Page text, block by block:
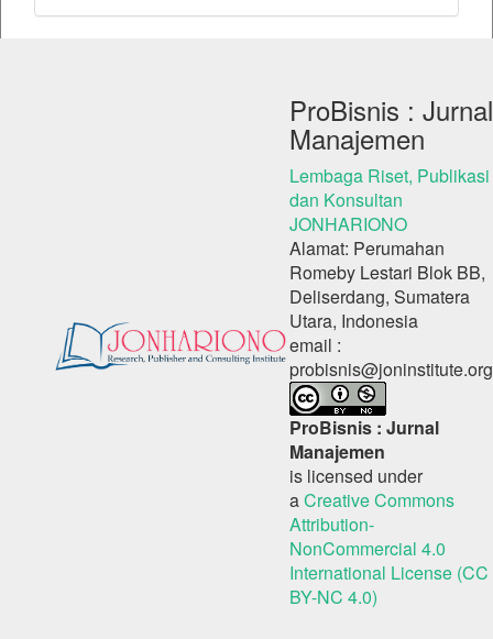
ProBisnis : Jurnal
Manajemen
Lembaga Riset, Publikasi
dan Konsultan
JONHARIONO
Alamat: Perumahan
Romeby Lestari Blok BB,
Deliserdang, Sumatera
Utara, Indonesia
email :
probisnis@joninstitute.org
ProBisnis : Jurnal
Manajemen
is licensed under
aCreative Commons
Attribution-
NonCommercial 4.0
International License (CC
BY-NC 4.0)